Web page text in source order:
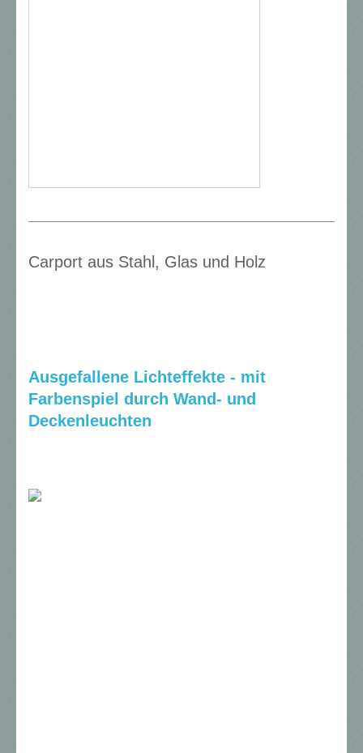
Carport aus Stahl, Glas und Holz
Ausgefallene Lichteffekte - mit
Farbenspiel durch Wand- und
Deckenleuchten